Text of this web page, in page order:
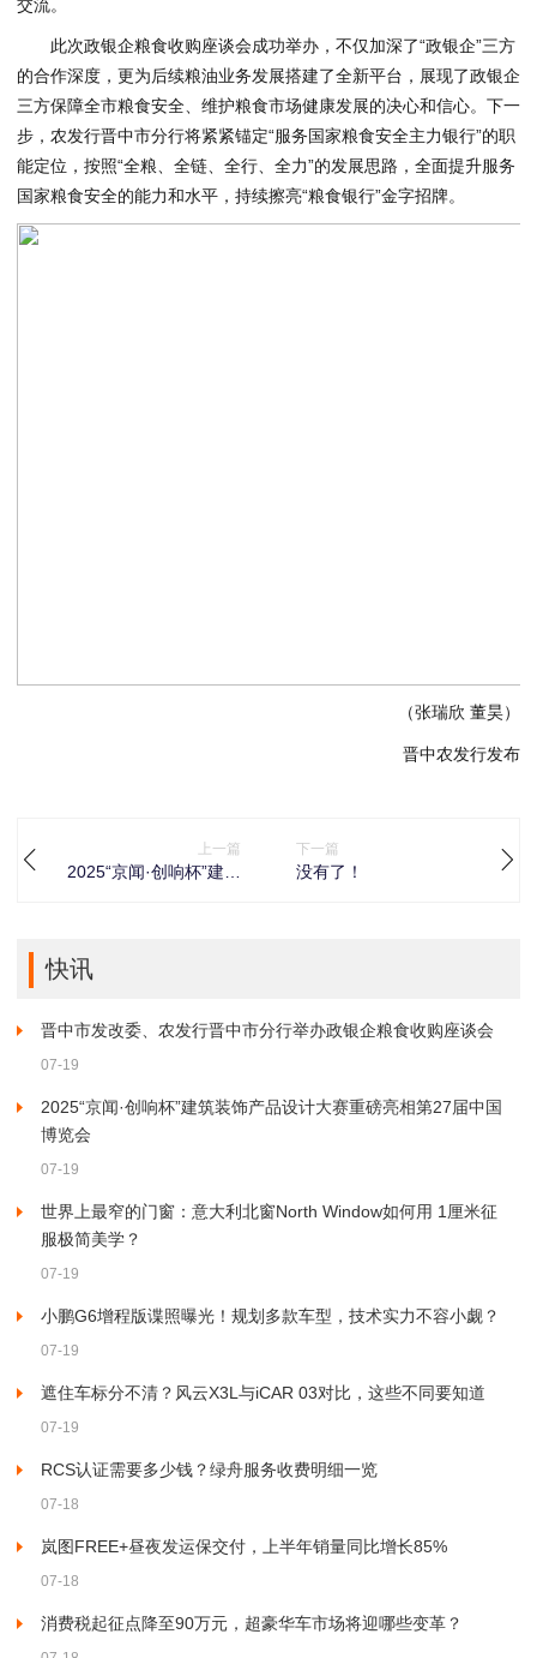
交流。
此次政银企粮食收购座谈会成功举办，不仅加深了“政银企”三方
的合作深度，更为后续粮油业务发展搭建了全新平台，展现了政银企
三方保障全市粮食安全、维护粮食市场健康发展的决心和信心。下一
步，农发行晋中市分行将紧紧锚定“服务国家粮食安全主力银行”的职
能定位，按照“全粮、全链、全行、全力”的发展思路，全面提升服务
国家粮食安全的能力和水平，持续擦亮“粮食银行”金字招牌。
（张瑞欣 董昊）
晋中农发行发布
上一篇
2025“京闻·创响杯”建筑
下一篇
没有了！
快讯
晋中市发改委、农发行晋中市分行举办政银企粮食收购座谈会
07-19
2025“京闻·创响杯”建筑装饰产品设计大赛重磅亮相第27届中国
博览会
07-19
世界上最窄的门窗：意大利北窗North Window如何用 1厘米征
服极简美学？
07-19
小鹏G6增程版谍照曝光！规划多款车型，技术实力不容小觑？
07-19
遮住车标分不清？风云X3L与iCAR 03对比，这些不同要知道
07-19
RCS认证需要多少钱？绿舟服务收费明细一览
07-18
岚图FREE+昼夜发运保交付，上半年销量同比增长85%
07-18
消费税起征点降至90万元，超豪华车市场将迎哪些变革？